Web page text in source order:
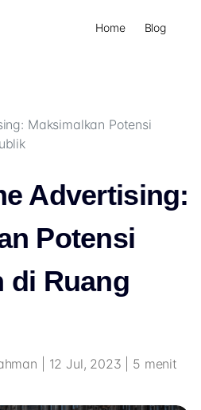
Home Blog
Maksimalkan Potensi
Advertising:
Potensi
di Ruang
| 12 Jul, 2023 | 5 menit